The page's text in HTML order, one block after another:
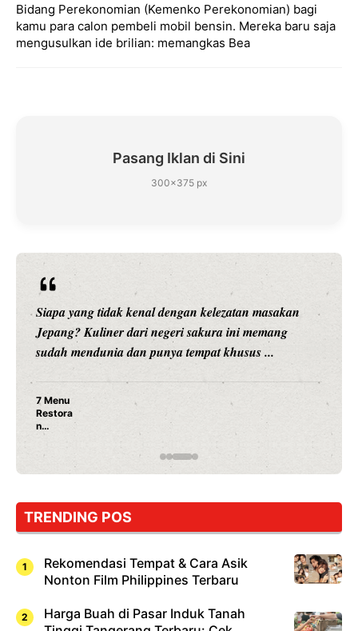
Bidang Perekonomian (Kemenko Perekonomian) bagi
kamu para calon pembeli mobil bensin. Mereka baru saja
mengusulkan ide brilian: memangkas Bea
Pasang Iklan di Sini
300×375 px
Siapa yang tidak kenal dengan kelezatan masakan
Jepang? Kuliner dari negeri sakura ini memang
sudah mendunia dan punya tempat khusus ...
7 Menu
Restora
n
Jepang
yang
Dicoba,
Cuma
Sushi!
TRENDING POS
Rekomendasi Tempat & Cara Asik
Nonton Film Philippines Terbaru
Harga Buah di Pasar Induk Tanah